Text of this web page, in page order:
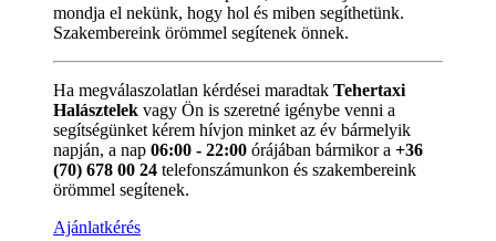
mondja el nekünk, hogy hol és miben segíthetünk.
Szakembereink örömmel segítenek önnek.
Ha megválaszolatlan kérdései maradtak Tehertaxi
Halásztelek vagy Ön is szeretné igénybe venni a
segítségünket kérem hívjon minket az év bármelyik
napján, a nap 06:00 - 22:00 órájában bármikor a +36
(70) 678 00 24 telefonszámunkon és szakembereink
örömmel segítenek.
Ajánlatkérés